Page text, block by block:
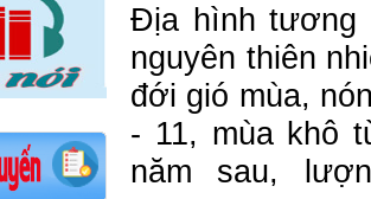
Địa hình tương
nguyên thiên
đới gió mùa,
- 11, mùa khô
năm sau,